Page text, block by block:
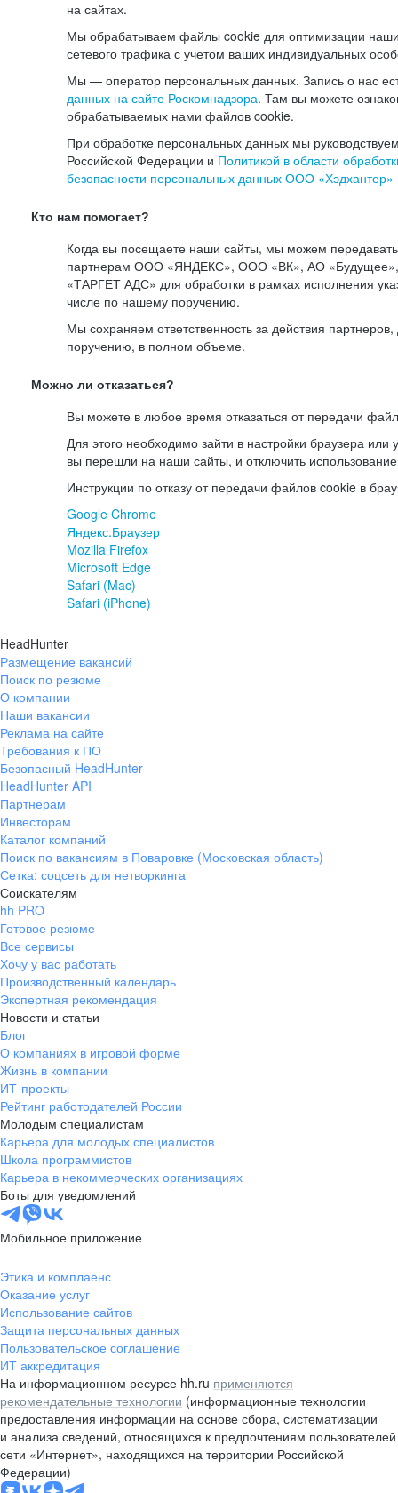
на сайтах.
Мы обрабатываем файлы cookie для оптимизации
сетевого трафика с учетом ваших индивидуальных
Мы — оператор персональных данных. Запись о нас
данных на сайте Роскомнадзора. Там вы можете
обрабатываемых нами файлов cookie.
При обработке персональных данных мы
Российской Федерации и Политикой в области
безопасности персональных данных ООО «Хэдхантер»
Кто нам помогает?
Когда вы посещаете наши сайты, мы можем
партнерам ООО «ЯНДЕКС», ООО «ВК», АО
«ТАРГЕТ АДС» для обработки в рамках исполнения
числе по нашему поручению.
Мы сохраняем ответственность за действия
поручению, в полном объеме.
Можно ли отказаться?
Вы можете в любое время отказаться от передачи
Для этого необходимо зайти в настройки браузера или
вы перешли на наши сайты, и отключить
Инструкции по отказу от передачи файлов cookie в
Google Chrome
Яндекс.Браузер
Mozilla Firefox
Microsoft Edge
Safari (Mac)
Safari (iPhone)
HeadHunter
Размещение вакансий
Поиск по резюме
О компании
Наши вакансии
Реклама на сайте
Требования к ПО
Безопасный HeadHunter
HeadHunter API
Партнерам
Инвесторам
Каталог компаний
Поиск по вакансиям в Поваровке (Московская область)
Сетка: соцсеть для нетворкинга
Соискателям
hh PRO
Готовое резюме
Все сервисы
Хочу у вас работать
Производственный календарь
Экспертная рекомендация
Новости и статьи
Блог
О компаниях в игровой форме
Жизнь в компании
ИТ-проекты
Рейтинг работодателей России
Молодым специалистам
Карьера для молодых специалистов
Школа программистов
Карьера в некоммерческих организациях
Боты для уведомлений
Мобильное приложение
Этика и комплаенс
Оказание услуг
Использование сайтов
Защита персональных данных
Пользовательское соглашение
ИТ аккредитация
На информационном ресурсе hh.ru применяются
рекомендательные технологии (информационные технологии
предоставления информации на основе сбора, систематизации
и анализа сведений, относящихся к предпочтениям пользователей
сети «Интернет», находящихся на территории Российской
Федерации)